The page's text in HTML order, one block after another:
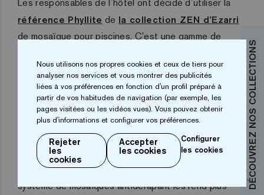
Les responsables de l´hôtel ont décidé d´utiliser la
référence Phyllite de la collection ZEN d’Ezarri
de mosaïque pour piscines. C’est une gamme de
et du bois, avec une texture naturellement mate. Pour
sa part, Phyllite est une mosaïque mate aux couleurs
grises effet pierreux. Un choix qui est spécialement
indiqué pour le revêtement d´intérieurs, de piscines,
de spas, de saunas et d’espaces bien-être. De plus,
cette référence est antidérapante, grâce àSafe
Steps, le système antidérapante d’Ezarri
système de mosaïques antidérapant les rend plus
DÉCOUVREZ NOS COLLECTIONS
Nous utilisons nos propres cookies et ceux de tiers pour
analyser nos services et vous montrer des publicités
liées à vos préférences en fonction d'un profil préparé à
partir de vos habitudes de navigation (par exemple, les
pages visitées ou les vidéos vues). Vous pouvez obtenir
plus d'informations et configurer vos préférences.
Rejeter
les
cookies
Accepter
les cookies
Configurer
les cookies